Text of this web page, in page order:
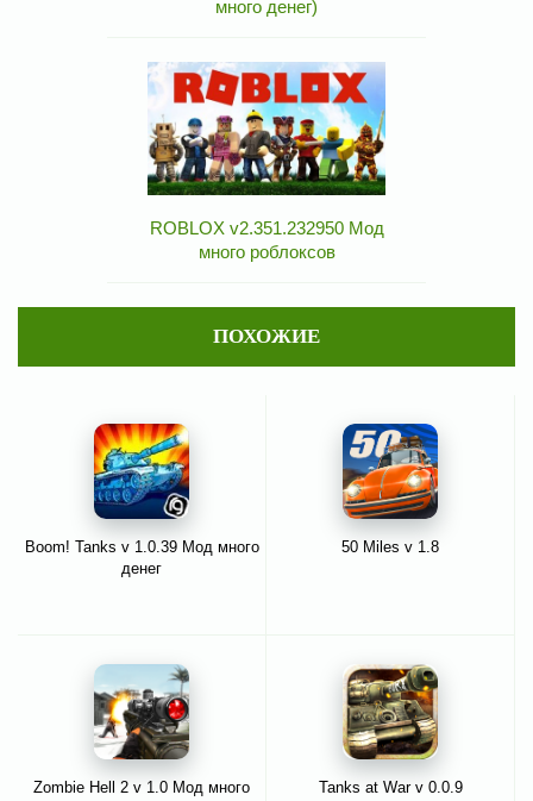
много денег)
ROBLOX v2.351.232950 Мод
много роблоксов
ПОХОЖИЕ
Boom! Tanks v 1.0.39 Мод много
денег
50 Miles v 1.8
Zombie Hell 2 v 1.0 Мод много
Tanks at War v 0.0.9